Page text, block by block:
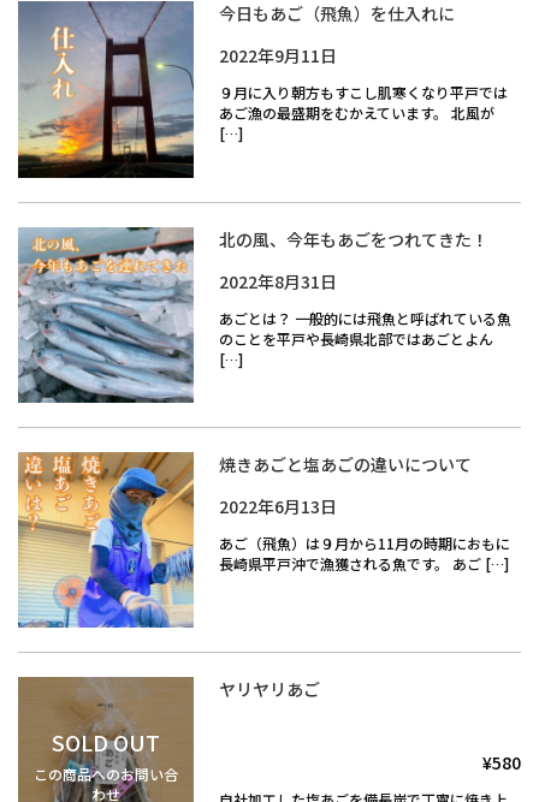
今日もあご（飛魚）を仕入れに
2022年9月11日
９月に入り朝方もすこし肌寒くなり平戸では
あご漁の最盛期をむかえています。 北風が
[…]
北の風、今年もあごをつれてきた！
2022年8月31日
あごとは？ 一般的には飛魚と呼ばれている魚
のことを平戸や長崎県北部ではあごとよん
[…]
焼きあごと塩あごの違いについて
2022年6月13日
あご（飛魚）は９月から11月の時期におもに
長崎県平戸沖で漁獲される魚です。 あご […]
SOLD OUT
この商品へのお問い合
わせ
ヤリヤリあご
¥580